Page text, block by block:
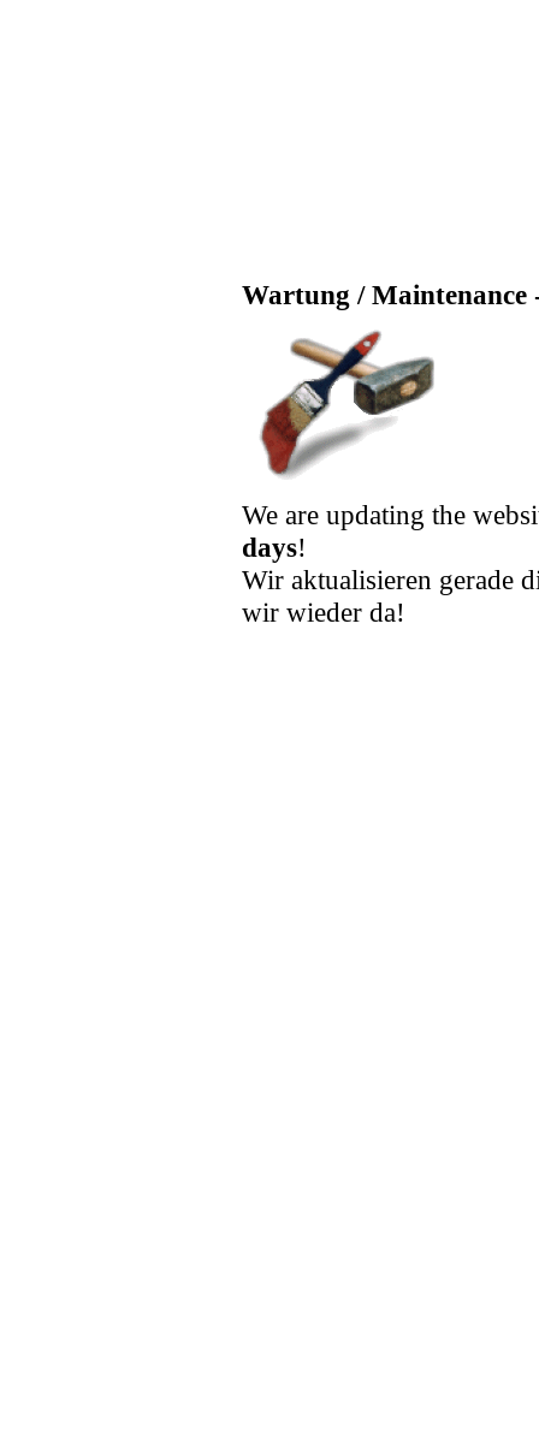
Wartung / Maintenance
We are updating the
days!
Wir aktualisieren gerade
wir wieder da!